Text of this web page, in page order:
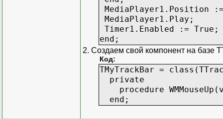
MediaPlayer1.Position
MediaPlayer1.Play;
Timer1.Enabled := True;
end;
2. Создаем свой компонент на базе
Код:
TMyTrackBar =
private
procedure
end;